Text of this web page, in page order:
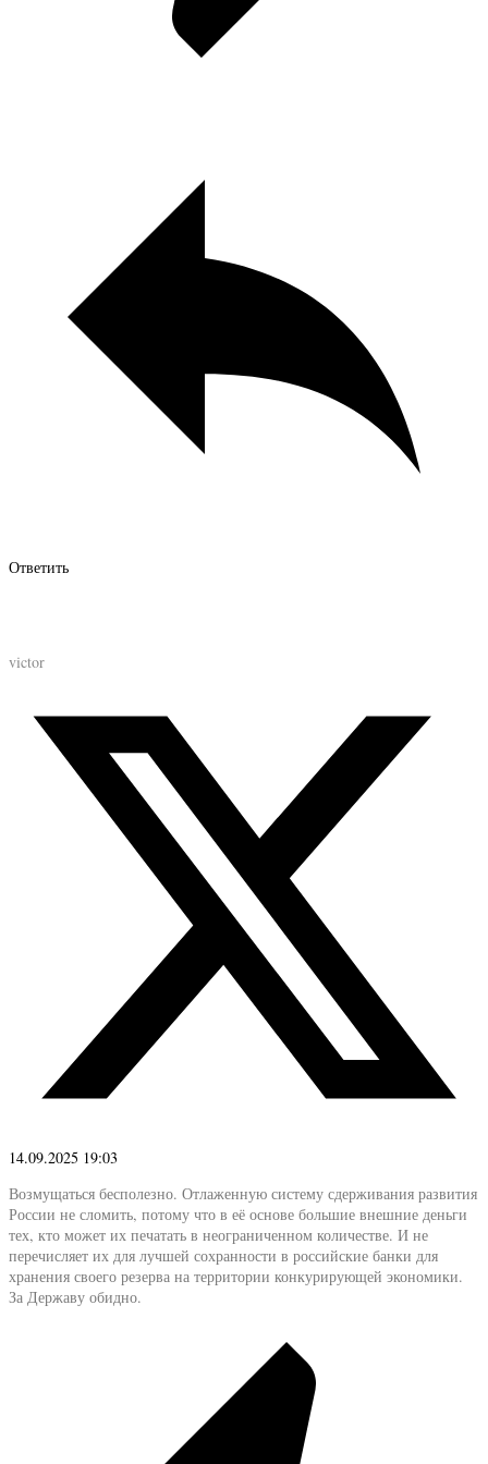
Ответить
victor
14.09.2025 19:03
Возмущаться бесполезно. Отлаженную систему сдерживания развития
России не сломить, потому что в её основе большие внешние деньги
тех, кто может их печатать в неограниченном количестве. И не
перечисляет их для лучшей сохранности в российские банки для
хранения своего резерва на территории конкурирующей экономики.
За Державу обидно.